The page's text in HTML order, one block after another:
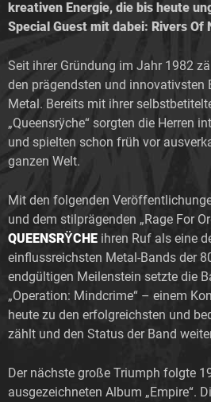
kreativen Energie, die bis heute
Special Guest mit dabei: Rivers Of
Seit ihrer Gründung im Jahr 1982
den prägendsten und innovativsten
Metal. Bereits mit ihrer
„Queensrÿche“ sorgten die Herren
und spielten schon früh vor
ganzen Welt.
Mit den folgenden
und dem stilprägenden „Rage For
QUEENSRŸCHE ihren Ruf als eine
einflussreichsten Metal-Bands der
endgültigen Meilenstein setzte die
„Operation: Mindcrime“ – einem
heute zu den erfolgreichsten und
zählt und den Status der Band
Der nächste große Triumph folgte
ausgezeichneten Album „Empire“.